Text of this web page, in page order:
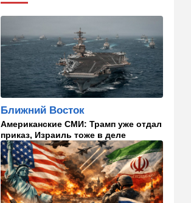
Здоровье
Какие продукты помогают
легче переносить стресс:
что выяснили ученые
13:47 Ближний Восток
к опасной черте в
отношениях с Израилем:
провокационное заявление
13:45 В мире
Помидоры научились
предупреждать соседей об
опасном вирусе
Ближний Восток
Американские СМИ: Трамп уже отдал
приказ, Израиль тоже в деле